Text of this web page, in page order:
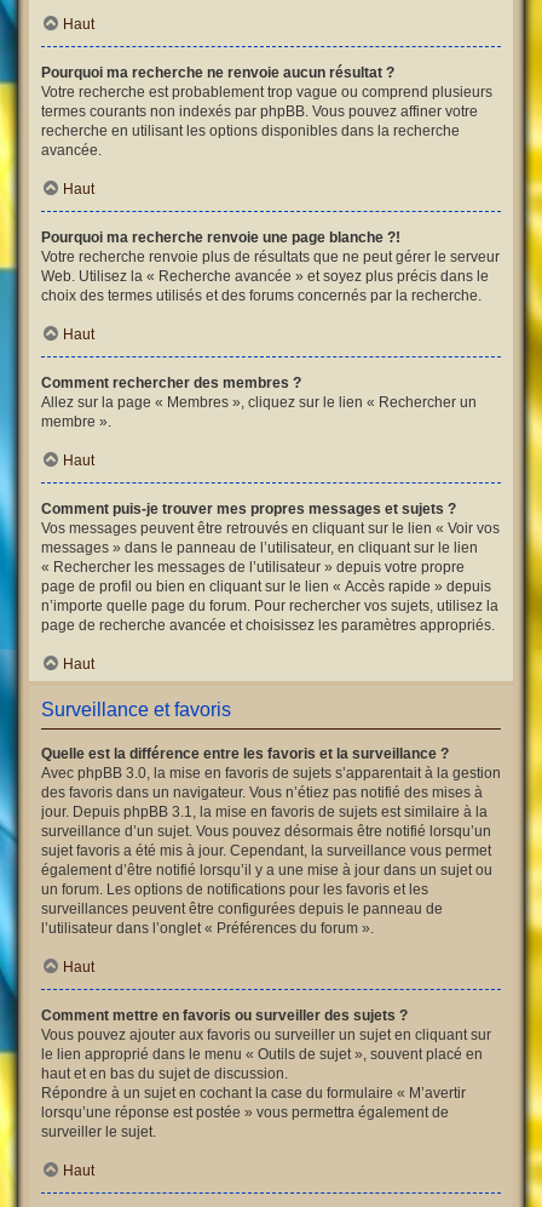
Haut
Pourquoi ma recherche ne renvoie aucun résultat ?
Votre recherche est probablement trop vague ou comprend plusieurs
termes courants non indexés par phpBB. Vous pouvez affiner votre
recherche en utilisant les options disponibles dans la recherche
avancée.
Haut
Pourquoi ma recherche renvoie une page blanche ?!
Votre recherche renvoie plus de résultats que ne peut gérer le serveur
Web. Utilisez la « Recherche avancée » et soyez plus précis dans le
choix des termes utilisés et des forums concernés par la recherche.
Haut
Comment rechercher des membres ?
Allez sur la page « Membres », cliquez sur le lien « Rechercher un
membre ».
Haut
Comment puis-je trouver mes propres messages et sujets ?
Vos messages peuvent être retrouvés en cliquant sur le lien « Voir vos
messages » dans le panneau de l’utilisateur, en cliquant sur le lien
« Rechercher les messages de l’utilisateur » depuis votre propre
page de profil ou bien en cliquant sur le lien « Accès rapide » depuis
n’importe quelle page du forum. Pour rechercher vos sujets, utilisez la
page de recherche avancée et choisissez les paramètres appropriés.
Haut
Surveillance et favoris
Quelle est la différence entre les favoris et la surveillance ?
Avec phpBB 3.0, la mise en favoris de sujets s’apparentait à la gestion
des favoris dans un navigateur. Vous n’étiez pas notifié des mises à
jour. Depuis phpBB 3.1, la mise en favoris de sujets est similaire à la
surveillance d’un sujet. Vous pouvez désormais être notifié lorsqu’un
sujet favoris a été mis à jour. Cependant, la surveillance vous permet
également d’être notifié lorsqu’il y a une mise à jour dans un sujet ou
un forum. Les options de notifications pour les favoris et les
surveillances peuvent être configurées depuis le panneau de
l’utilisateur dans l’onglet « Préférences du forum ».
Haut
Comment mettre en favoris ou surveiller des sujets ?
Vous pouvez ajouter aux favoris ou surveiller un sujet en cliquant sur
le lien approprié dans le menu « Outils de sujet », souvent placé en
haut et en bas du sujet de discussion.
Répondre à un sujet en cochant la case du formulaire « M’avertir
lorsqu’une réponse est postée » vous permettra également de
surveiller le sujet.
Haut